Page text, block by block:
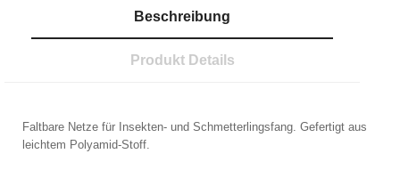
Beschreibung
Produkt Details
Faltbare Netze für Insekten- und Schmetterlingsfang. Gefertigt aus
leichtem Polyamid-Stoff.